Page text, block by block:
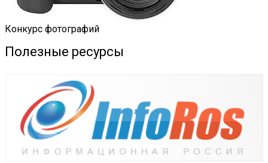
Конкурс фотографий
Полезные ресурсы